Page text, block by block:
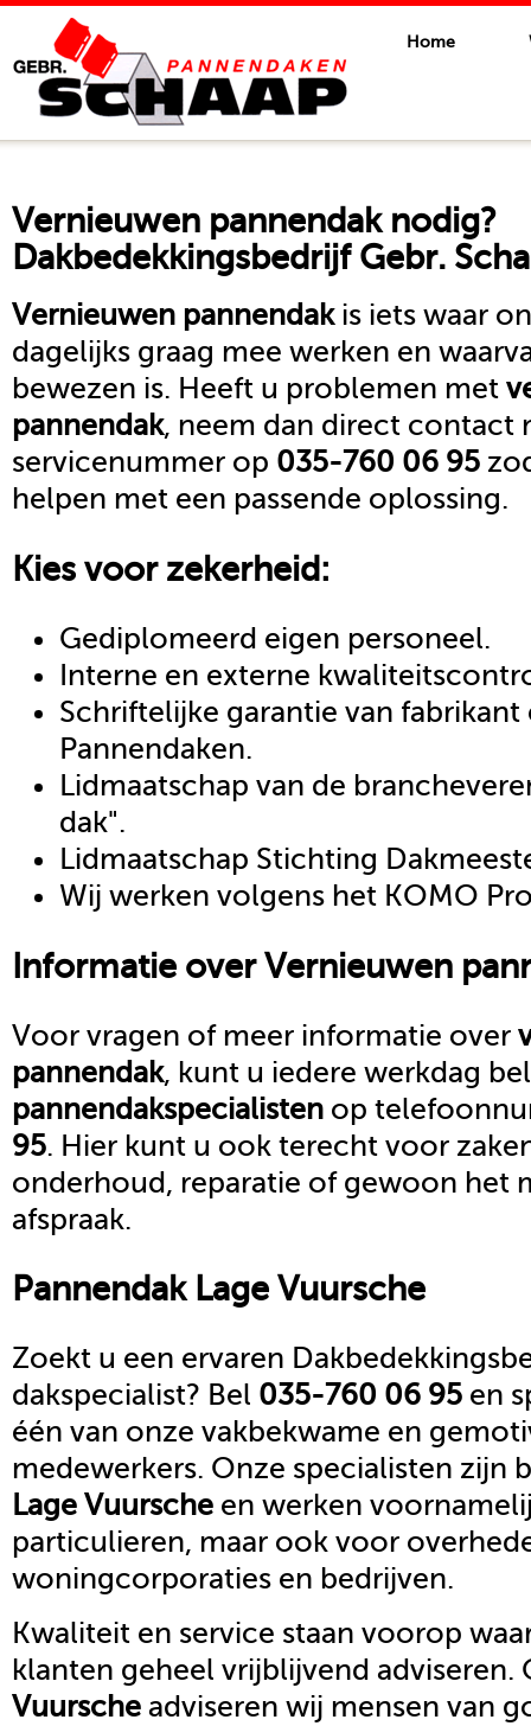
Home
Vernieuwen pannendaknodig?
Dakbedekkingsbedrijf Gebr.
Vernieuwen pannendakis iets waar
dagelijks graag mee werken en
bewezen is. Heeft u problemen met
pannendak, neem dan direct contact
servicenummer op 035-760 06 95
helpen met een passende oplossing.
Kies voor zekerheid:
Gediplomeerd eigen personeel.
Interne en externe
Schriftelijke garantie van fabrikant
Pannendaken.
Lidmaatschap van de
dak".
Lidmaatschap Stichting
Wij werken volgens het KOMO
Informatie overVernieuwen
Voor vragen of meer informatie over
pannendak, kunt u iedere werkdag
pannendakspecialisten op
95. Hier kunt u ook terecht voor
onderhoud, reparatie of gewoon het
afspraak.
Pannendak Lage Vuursche
Zoekt u een ervaren
dakspecialist? Bel 035-760 06 95 en
één van onze vakbekwame en
medewerkers. Onze specialisten zijn
Lage Vuursche en werken
particulieren, maar ook voor
woningcorporaties en bedrijven.
Kwaliteit en service staan voorop
klanten geheel vrijblijvend adviseren.
Vuursche adviseren wij mensen van